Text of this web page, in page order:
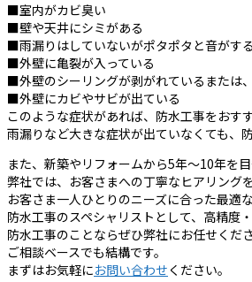
■室内がカビ臭い
■壁や天井にシミがある
■雨漏りはしていないがポタポタと音がする
■外壁に亀裂が入っている
■外壁のシーリングが剥がれているまたは
■外壁にカビやサビが出ている
このような症状があれば、防水工事をおす
雨漏りなど大きな症状が出ていなくても、
また、新築やリフォームから5年～10年を
弊社では、お客さまへの丁寧なヒアリング
お客さま一人ひとりのニーズに合った最適
防水工事のスペシャリストとして、高精度
防水工事のことならぜひ弊社にお任せくだ
ご相談ベースでも結構です。
まずはお気軽にお問い合わせ ください。